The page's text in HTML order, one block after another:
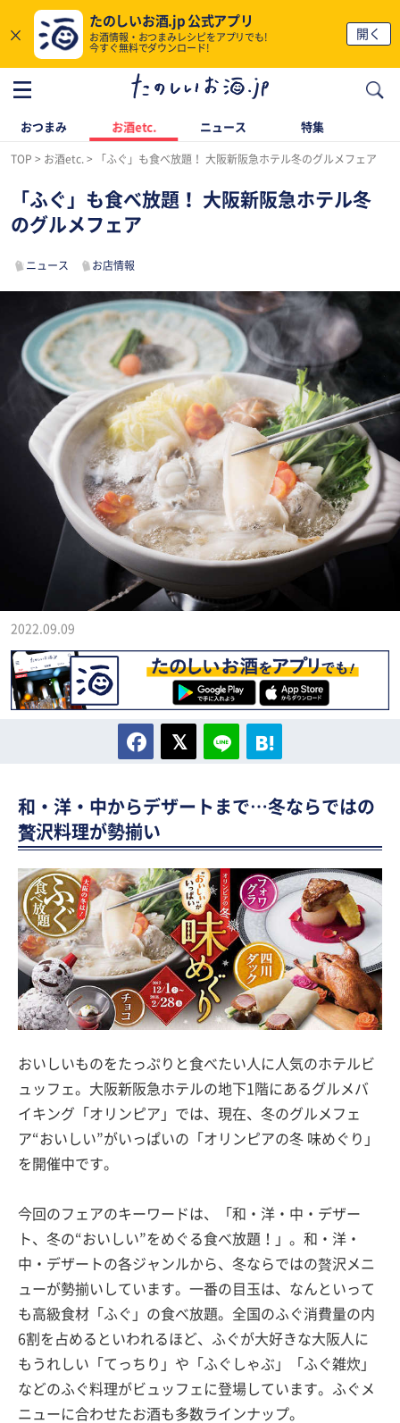
×
たのしいお酒.jp 公式アプリ
お酒情報・おつまみレシピをアプリでも!
今すぐ無料でダウンロード!
開く
おつまみ お酒etc. ニュース 特集
TOP お酒etc. 「ふぐ」も食べ放題！ 大阪新阪急ホテル冬のグルメフェア
「ふぐ」も食べ放題！ 大阪新阪急ホテル冬
のグルメフェア
ニュース お店情報
2022.09.09
和・洋・中からデザートまで…冬ならではの
贅沢料理が勢揃い
おいしいものをたっぷりと食べたい人に人気のホテルビ
ュッフェ。大阪新阪急ホテルの地下1階にあるグルメバ
イキング「オリンピア」では、現在、冬のグルメフェ
ア“おいしい”がいっぱいの「オリンピアの冬 味めぐり」
を開催中です。
今回のフェアのキーワードは、「和・洋・中・デザー
ト、冬の“おいしい”をめぐる食べ放題！」。和・洋・
中・デザートの各ジャンルから、冬ならではの贅沢メニ
ューが勢揃いしています。一番の目玉は、なんといって
も高級食材「ふぐ」の食べ放題。全国のふぐ消費量の内
6割を占めるといわれるほど、ふぐが大好きな大阪人に
もうれしい「てっちり」や「ふぐしゃぶ」「ふぐ雑炊」
などのふぐ料理がビュッフェに登場しています。ふぐメ
ニューに合わせたお酒も多数ラインナップ。